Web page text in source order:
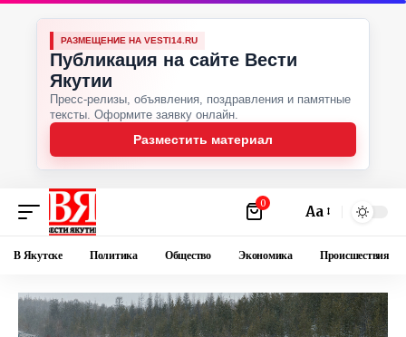
РАЗМЕЩЕНИЕ НА VESTI14.RU
Публикация на сайте Вести
Якутии
Пресс-релизы, объявления, поздравления и памятные
тексты. Оформите заявку онлайн.
Разместить материал
0 Аа
В Якутске Политика Общество Экономика Происшествия